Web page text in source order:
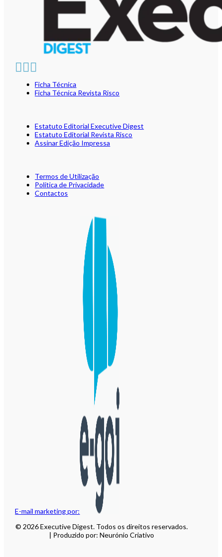
E-mail marketing por:
Ficha Técnica
Ficha Técnica Revista Risco
Estatuto Editorial Executive Digest
Estatuto Editorial Revista Risco
Assinar Edição Impressa
Termos de Utilização
Política de Privacidade
Contactos
© 2026 Executive Digest. Todos os direitos reservados.
| Produzido por: Neurónio Criativo